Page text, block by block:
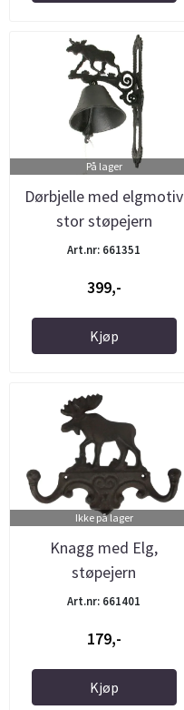
På lager
Dørbjelle med elgmotiv
stor støpejern
Art.nr: 661351
399,-
Kjøp
Ikke på lager
Knagg med Elg,
støpejern
Art.nr: 661401
179,-
Kjøp